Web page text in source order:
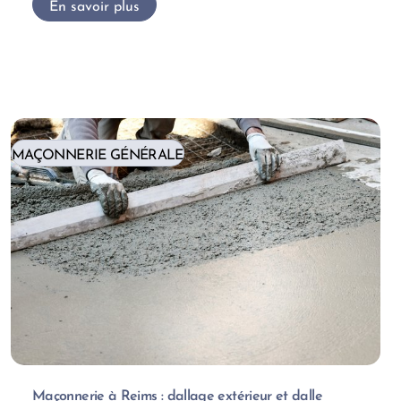
En savoir plus
MAÇONNERIE GÉNÉRALE
Maçonnerie à Reims : dallage extérieur et dalle